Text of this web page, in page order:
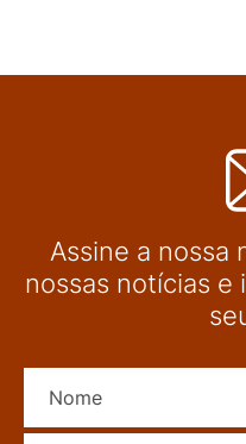
Assine a nossa
nossas notícias